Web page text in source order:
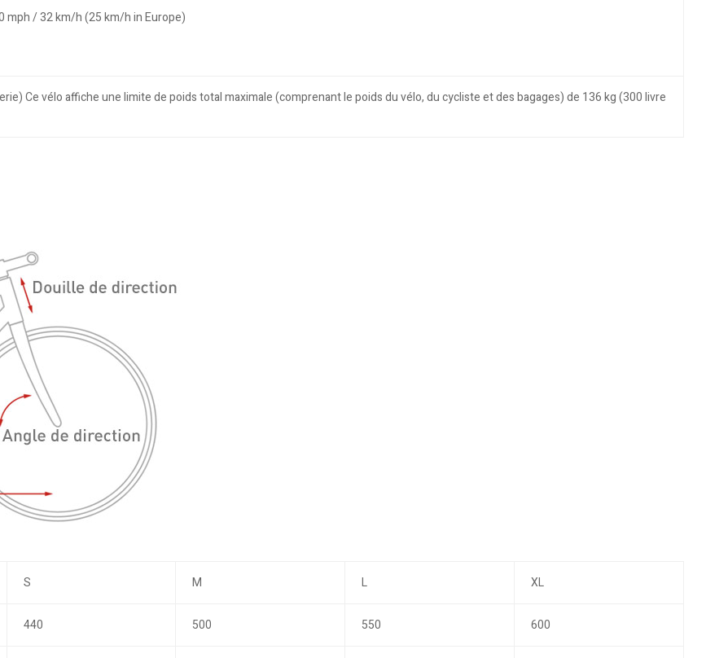
mph / 32 km/h (25 km/h in Europe)
Ce vélo affiche une limite de poids total maximale (comprenant le poids du vélo, du cycliste et des bagages) de 136 kg (300 livre
S M L XL
440 500 550 600